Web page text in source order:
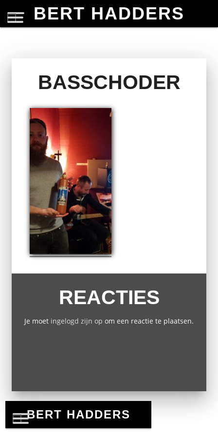
BERT HADDERS
BASSCHODER
REACTIES
Je moet ingelogd zijn op om een reactie te plaatsen.